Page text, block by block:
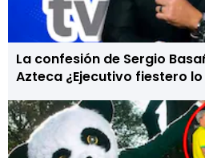
La confesión de Sergio
Azteca ¿Ejecutivo fiestero